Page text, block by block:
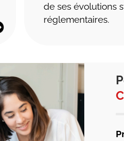
de ses évolutions
réglementaires.